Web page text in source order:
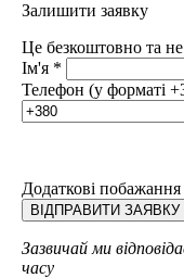
Залишити заявку
Це безкоштовно та
Ім'я *
Телефон (у
Додаткові побажання
Зазвичай ми
часу